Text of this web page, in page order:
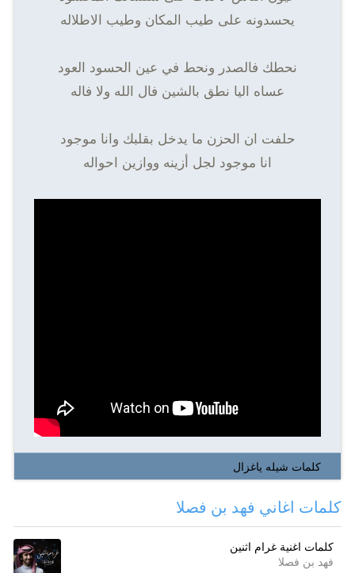
يحسدونه على طيب المكان وطيب الاطلاله
نحطك فالصدر ونحط في عين الحسود العود
عساه اليا نطق بالشين فال الله ولا فاله
حلفت ان الحزن ما يدخل بقلبك وانا موجود
انا موجود لجل أزينه ووازين احواله
كلمات شيله ياغزال
كلمات اغاني فهد بن فصلا
كلمات اغنية غرام اثنين
فهد بن فصلا